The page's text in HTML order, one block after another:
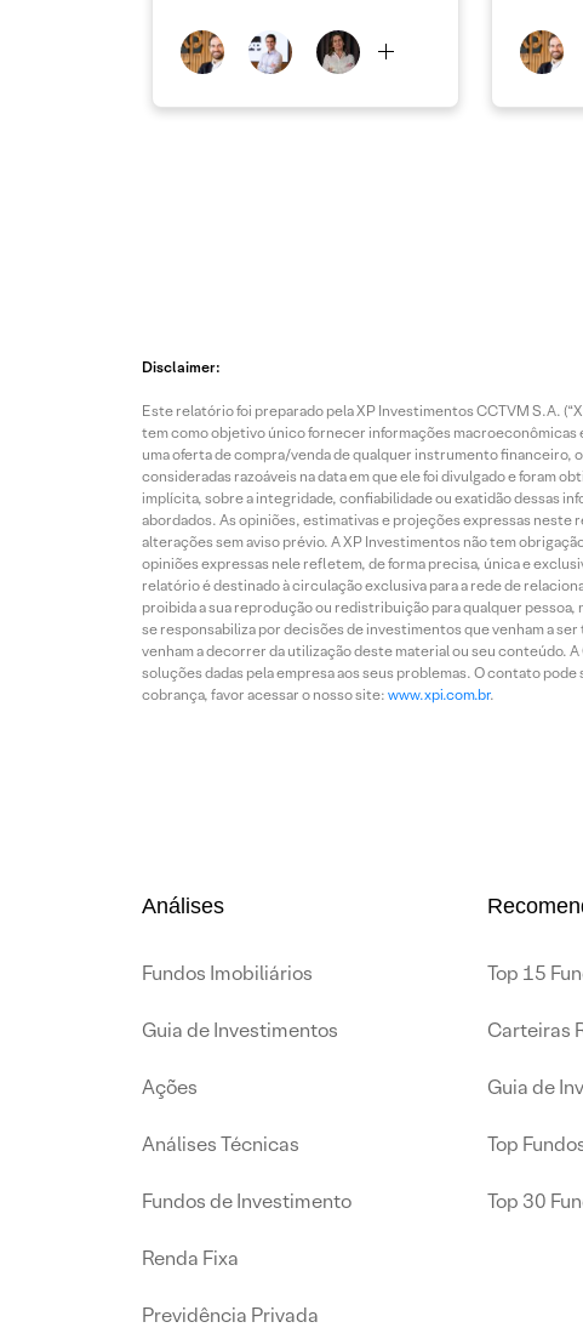
Disclaimer:
Este relatório foi preparado pela XP Investimentos CCTVM S.A.
tem como objetivo único fornecer informações macroeconômicas
uma oferta de compra/venda de qualquer instrumento financeiro,
consideradas razoáveis na data em que ele foi divulgado e foram
implícita, sobre a integridade, confiabilidade ou exatidão dessas
abordados. As opiniões, estimativas e projeções expressas
alterações sem aviso prévio. A XP Investimentos não tem
opiniões expressas nele refletem, de forma precisa, única e
relatório é destinado à circulação exclusiva para a rede de
proibida a sua reprodução ou redistribuição para qualquer
se responsabiliza por decisões de investimentos que venham a
venham a decorrer da utilização deste material ou seu conteúdo.
soluções dadas pela empresa aos seus problemas. O contato
cobrança, favor acessar o nosso site: www.xpi.com.br.
Análises
Fundos Imobiliários
Guia de Investimentos
Ações
Análises Técnicas
Fundos de Investimento
Renda Fixa
Previdência Privada
Top 15
Carteiras
Guia de
Top
Top 30